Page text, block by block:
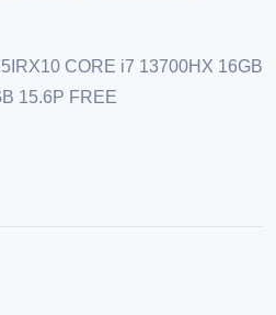
CORE i7 13700HX 16GB
15.6P FREE